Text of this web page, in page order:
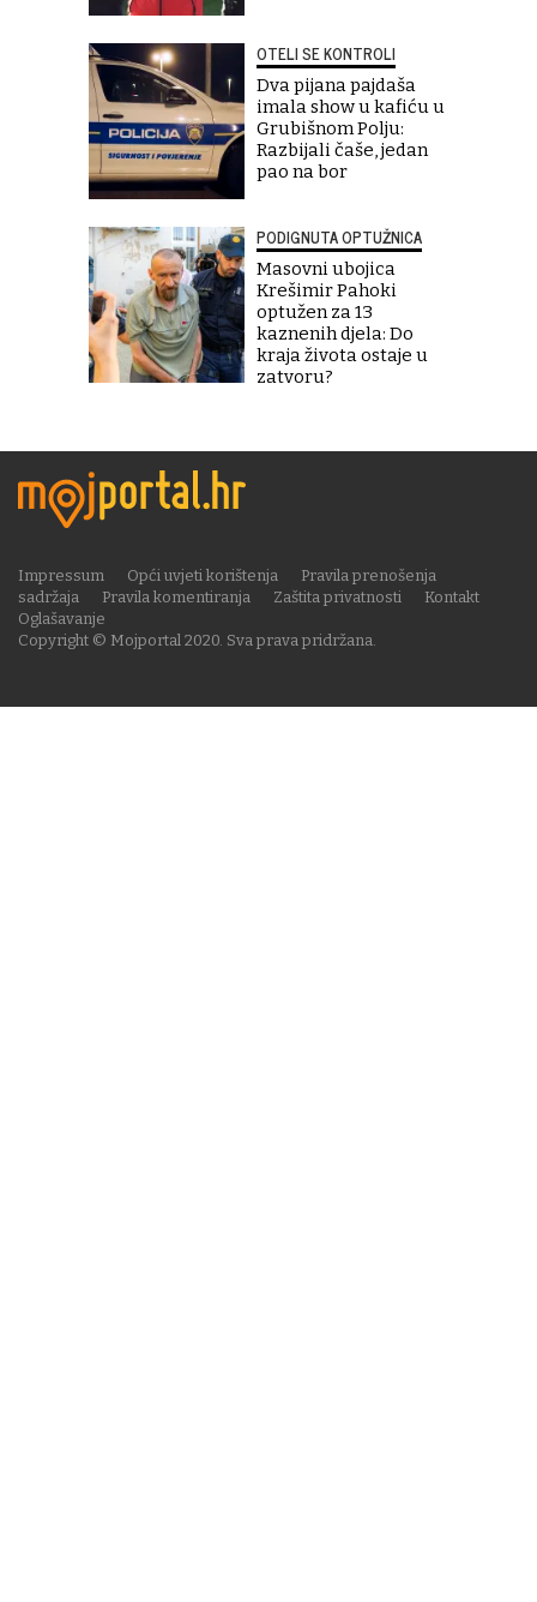
OTELI SE KONTROLI
Dva pijana pajdaša
imala show u kafiću u
Grubišnom Polju:
Razbijali čaše, jedan
pao na bor
PODIGNUTA OPTUŽNICA
Masovni ubojica
Krešimir Pahoki
optužen za 13
kaznenih djela: Do
kraja života ostaje u
zatvoru?
Copyright © Mojportal 2020. Sva prava pridržana.
Impressum Opći uvjeti korištenja
Pravila prenošenja
sadržaja
Pravila komentiranja Zaštita privatnosti
Kontakt
Oglašavanje